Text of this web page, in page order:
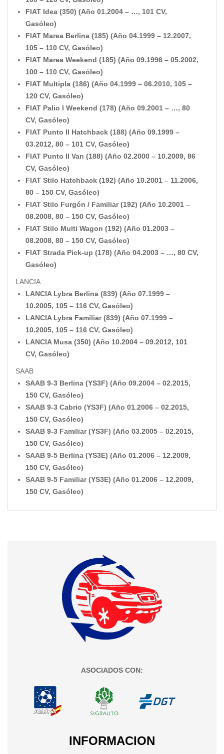
FIAT Idea (350) (Año 01.2004 – …, 101 CV,
Gasóleo)
FIAT Marea Berlina (185) (Año 04.1999 – 12.2007,
105 – 110 CV, Gasóleo)
FIAT Marea Weekend (185) (Año 09.1996 – 05.2002,
100 – 110 CV, Gasóleo)
FIAT Multipla (186) (Año 04.1999 – 06.2010, 105 –
120 CV, Gasóleo)
FIAT Palio I Weekend (178) (Año 09.2001 – …, 80
CV, Gasóleo)
FIAT Punto II Hatchback (188) (Año 09.1999 –
03.2012, 80 – 101 CV, Gasóleo)
FIAT Punto II Van (188) (Año 02.2000 – 10.2009, 86
CV, Gasóleo)
FIAT Stilo Hatchback (192) (Año 10.2001 – 11.2006,
80 – 150 CV, Gasóleo)
FIAT Stilo Furgón / Familiar (192) (Año 10.2001 –
08.2008, 80 – 150 CV, Gasóleo)
FIAT Stilo Multi Wagon (192) (Año 01.2003 –
08.2008, 80 – 150 CV, Gasóleo)
FIAT Strada Pick-up (178) (Año 04.2003 – …, 80 CV,
Gasóleo)
LANCIA
LANCIA Lybra Berlina (839) (Año 07.1999 –
10.2005, 105 – 116 CV, Gasóleo)
LANCIA Lybra Familiar (839) (Año 07.1999 –
10.2005, 105 – 116 CV, Gasóleo)
LANCIA Musa (350) (Año 10.2004 – 09.2012, 101
CV, Gasóleo)
SAAB
SAAB 9-3 Berlina (YS3F) (Año 09.2004 – 02.2015,
150 CV, Gasóleo)
SAAB 9-3 Cabrio (YS3F) (Año 01.2006 – 02.2015,
150 CV, Gasóleo)
SAAB 9-3 Familiar (YS3F) (Año 03.2005 – 02.2015,
150 CV, Gasóleo)
SAAB 9-5 Berlina (YS3E) (Año 01.2006 – 12.2009,
150 CV, Gasóleo)
SAAB 9-5 Familiar (YS3E) (Año 01.2006 – 12.2009,
150 CV, Gasóleo)
ASOCIADOS CON:
INFORMACION